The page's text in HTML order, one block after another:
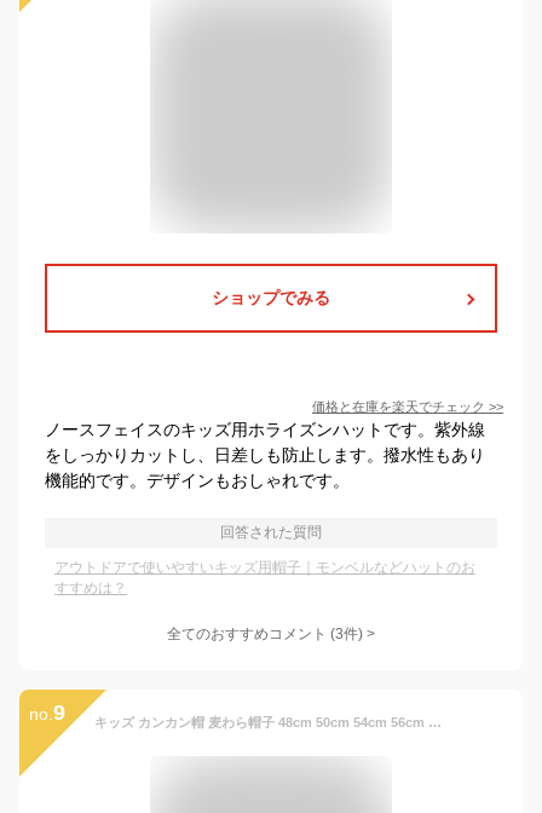
ショップでみる
価格と在庫を楽天でチェック >>
ノースフェイスのキッズ用ホライズンハットです。紫外線
をしっかりカットし、日差しも防止します。撥水性もあり
機能的です。デザインもおしゃれです。
回答された質問
アウトドアで使いやすいキッズ用帽子｜モンベルなどハットのお
すすめは？
全てのおすすめコメント (3件) >
no. 9 キッズ カンカン帽 麦わら帽子 48cm 50cm 54cm 56cm ゴム付き ストローハット リボン ペーパー 帽子 UV対策 日よけ 日除け 紫外線対策 ベージュ ブラウン 春夏 女の子 子ども 子供 シンプル かわいい おしゃれ お出かけ レジャー 旅行 海水浴